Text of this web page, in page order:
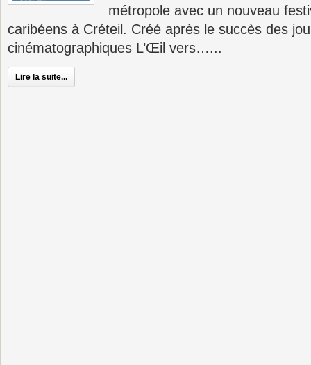
métropole avec un nouveau
caribéens à Créteil. Créé après le succès des
cinématographiques L’Œil vers…...
Lire la suite...